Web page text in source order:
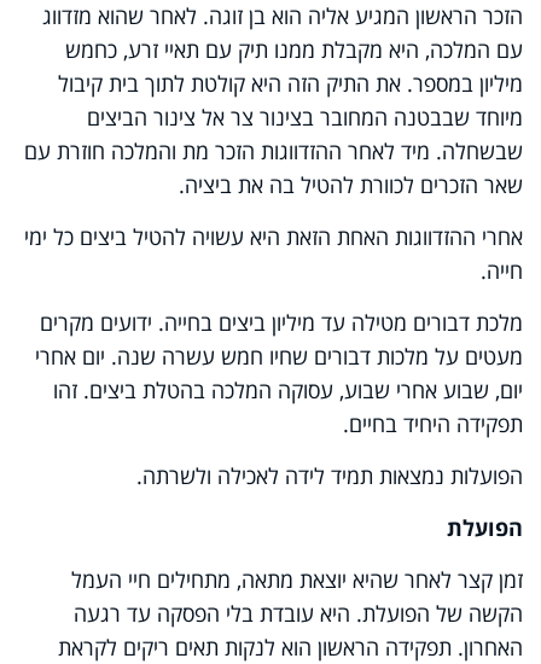
הזכר הראשון המגיע אליה הוא בן זוגה. לאחר שהוא מזדווג
עם המלכה, היא מקבלת ממנו תיק עם תאיי זרע, כחמש
מיליון במספר. את התיק הזה היא קולטת לתוך בית קיבול
מיוחד שבבטנה המחובר בצינור צר אל צינור הביצים
שבשחלה. מיד לאחר ההזדווגות הזכר מת והמלכה חוזרת עם
שאר הזכרים לכוורת להטיל בה את ביציה.
אחרי ההזדווגות האחת הזאת היא עשויה להטיל ביצים כל ימי
חייה.
מלכת דבורים מטילה עד מיליון ביצים בחייה. ידועים מקרים
מעטים על מלכות דבורים שחיו חמש עשרה שנה. יום אחרי
יום, שבוע אחרי שבוע, עסוקה המלכה בהטלת ביצים. זהו
תפקידה היחיד בחיים.
הפועלות נמצאות תמיד לידה לאכילה ולשרתה.
הפועלת
זמן קצר לאחר שהיא יוצאת מתאה, מתחילים חיי העמל
הקשה של הפועלת. היא עובדת בלי הפסקה עד רגעה
האחרון. תפקידה הראשון הוא לנקות תאים ריקים לקראת